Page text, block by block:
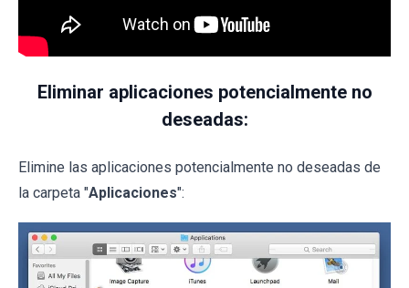
Eliminar aplicaciones potencialmente no
deseadas:
Elimine las aplicaciones potencialmente no deseadas de
la carpeta "Aplicaciones":